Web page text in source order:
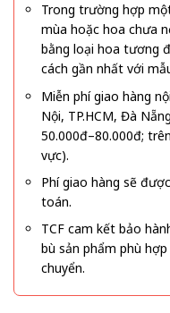
Trong trường hợp
mùa hoặc hoa chưa
bằng loại hoa tương
cách gần nhất với
Miễn phí giao hàng
Nội, TP.HCM, Đà
50.000đ–80.000đ;
vực).
Phí giao hàng sẽ
toán.
TCF cam kết bảo
bù sản phẩm phù
chuyển.